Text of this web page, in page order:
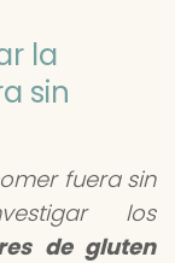
la
sin
fuera sin
los
de gluten